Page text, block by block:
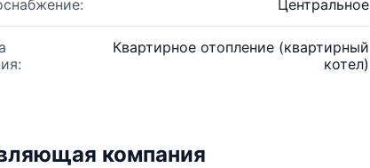
Центральное
Квартирное отопление (квартирный
котел)
компания